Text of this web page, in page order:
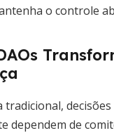
o controle
tradicional,
dependem de